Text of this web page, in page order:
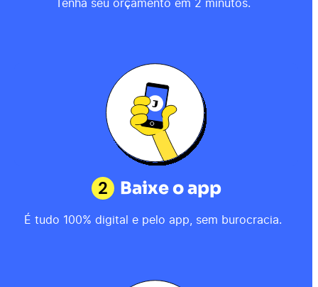
Tenha seu orçamento em 2 minutos.
2 Baixe o app
É tudo 100% digital e pelo app, sem burocracia.